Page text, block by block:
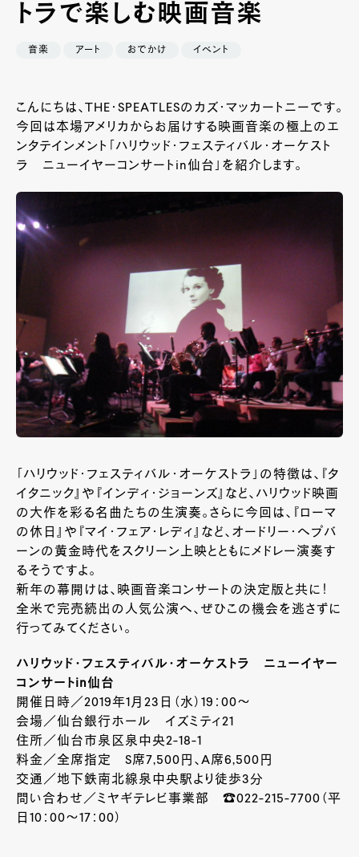
トラで楽しむ映画音楽
音楽 アート おでかけ イベント
こんにちは、THE・SPEATLESのカズ・マッカートニーです。
今回は本場アメリカからお届けする映画音楽の極上のエ
ンタテインメント「ハリウッド・フェスティバル・オーケスト
ラ ニューイヤーコンサートin仙台」を紹介します。
「ハリウッド・フェスティバル・オーケストラ」の特徴は、『タ
イタニック』や『インディ・ジョーンズ』など、ハリウッド映画
の大作を彩る名曲たちの生演奏。さらに今回は、『ローマ
の休日』や『マイ・フェア・レディ』など、オードリー・ヘプバ
ーンの黄金時代をスクリーン上映とともにメドレー演奏す
るそうですよ。
新年の幕開けは、映画音楽コンサートの決定版と共に！
全米で完売続出の人気公演へ、ぜひこの機会を逃さずに
行ってみてください。
ハリウッド・フェスティバル・オーケストラ ニューイヤー
コンサートin仙台
開催日時／2019年1月23日（水）19：00～
会場／仙台銀行ホール イズミティ21
住所／仙台市泉区泉中央2-18-1
料金／全席指定 S席7,500円、A席6,500円
交通／地下鉄南北線泉中央駅より徒歩3分
問い合わせ／ミヤギテレビ事業部 ☎022-215-7700（平
日10：00～17：00）